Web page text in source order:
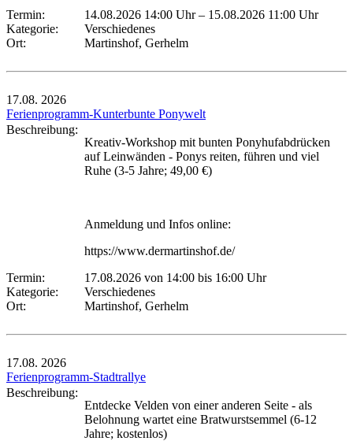
Termin: 14.08.2026 14:00 Uhr– 15.08.2026 11:00 Uhr
Kategorie:
Verschiedenes
Ort:
Martinshof, Gerhelm
17.08. 2026
Ferienprogramm-Kunterbunte Ponywelt
Beschreibung:
Kreativ-Workshop mit bunten Ponyhufabdrücken
auf Leinwänden - Ponys reiten, führen und viel
Ruhe (3-5 Jahre; 49,00 €)
Anmeldung und Infos online:
https://www.dermartinshof.de/
Termin:
17.08.2026 von 14:00 bis 16:00 Uhr
Kategorie:
Verschiedenes
Ort:
Martinshof, Gerhelm
17.08. 2026
Ferienprogramm-Stadtrallye
Beschreibung:
Entdecke Velden von einer anderen Seite - als
Belohnung wartet eine Bratwurstsemmel (6-12
Jahre; kostenlos)